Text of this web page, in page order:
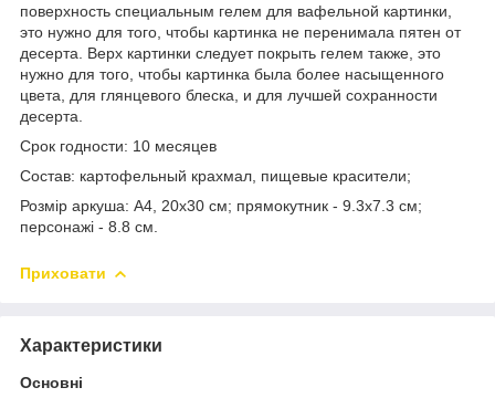
поверхность специальным гелем для вафельной картинки,
это нужно для того, чтобы картинка не перенимала пятен от
десерта. Верх картинки следует покрыть гелем также, это
нужно для того, чтобы картинка была более насыщенного
цвета, для глянцевого блеска, и для лучшей сохранности
десерта.
Срок годности: 10 месяцев
Состав: картофельный крахмал, пищевые красители;
Розмір аркуша: А4, 20х30 см; прямокутник - 9.3х7.3 см;
персонажі - 8.8 см.
Приховати
Характеристики
Основні